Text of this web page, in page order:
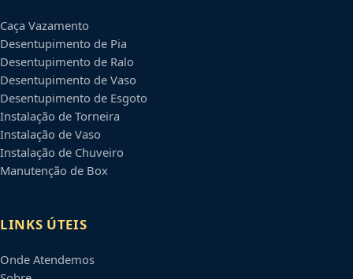
Caça Vazamento
Desentupimento de Pia
Desentupimento de Ralo
Desentupimento de Vaso
Desentupimento de Esgoto
Instalação de Torneira
Instalação de Vaso
Instalação de Chuveiro
Manutenção de Box
LINKS ÚTEIS
Onde Atendemos